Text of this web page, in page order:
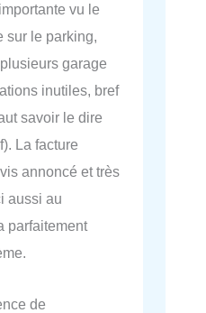
vu le
sur le parking,
garage
inutiles, bref
savoir le dire
La facture
annoncé et très
aussi au
parfaitement
de